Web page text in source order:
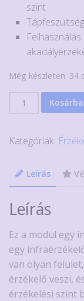
szint
Még készleten: 34
Infravörös
vonalkövető
tracking)
KY-
033
mennyiség
Kategóriák:
Leírás
Leírás
Ez a modul egy
egy
van olyan
érzékelő veszi,
érzékelési szint